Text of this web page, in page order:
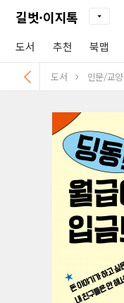
길벗·이지톡
도서 추천 북맵
도서 인문/교양